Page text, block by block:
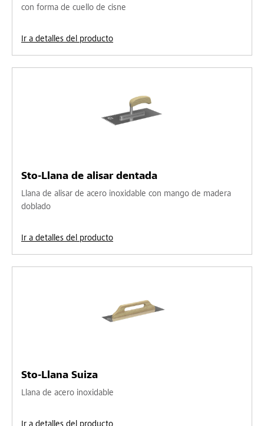
con forma de cuello de cisne
Ir a detalles del producto
Sto-Llana de alisar dentada
Llana de alisar de acero inoxidable con mango de madera
doblado
Ir a detalles del producto
Sto-Llana Suiza
Llana de acero inoxidable
Ir a detalles del producto